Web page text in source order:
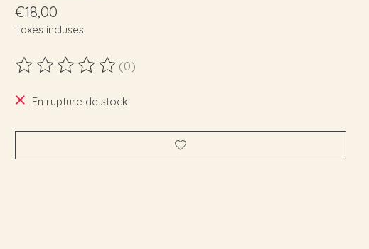
€18,00
Taxes incluses
Ce produit est évalué à
(0)
En rupture de stock